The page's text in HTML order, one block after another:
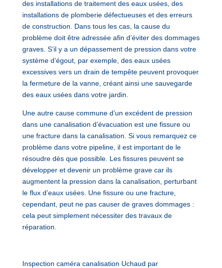
des installations de traitement des eaux usées, des
installations de plomberie défectueuses et des erreurs
de construction. Dans tous les cas, la cause du
problème doit être adressée afin d’éviter des dommages
graves. S’il y a un dépassement de pression dans votre
système d’égout, par exemple, des eaux usées
excessives vers un drain de tempête peuvent provoquer
la fermeture de la vanne, créant ainsi une sauvegarde
des eaux usées dans votre jardin.
Une autre cause commune d’un excédent de pression
dans une canalisation d’évacuation est une fissure ou
une fracture dans la canalisation. Si vous remarquez ce
problème dans votre pipeline, il est important de le
résoudre dès que possible. Les fissures peuvent se
développer et devenir un problème grave car ils
augmentent la pression dans la canalisation, perturbant
le flux d’eaux usées. Une fissure ou une fracture,
cependant, peut ne pas causer de graves dommages :
cela peut simplement nécessiter des travaux de
réparation.
Inspection caméra canalisation Uchaud par